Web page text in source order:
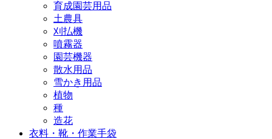
育成園芸用品
土農具
刈払機
噴霧器
園芸機器
散水用品
雪かき用品
植物
種
造花
衣料・靴・作業手袋